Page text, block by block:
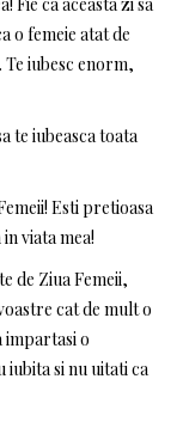
o femeie atat de
iubesc enorm,
te iubeasca toata
Esti pretioasa
viata mea!
de Ziua Femeii,
cat de mult o
impartasi o
si nu uitati ca